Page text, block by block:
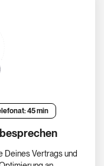
45 min
Deines Vertrags und